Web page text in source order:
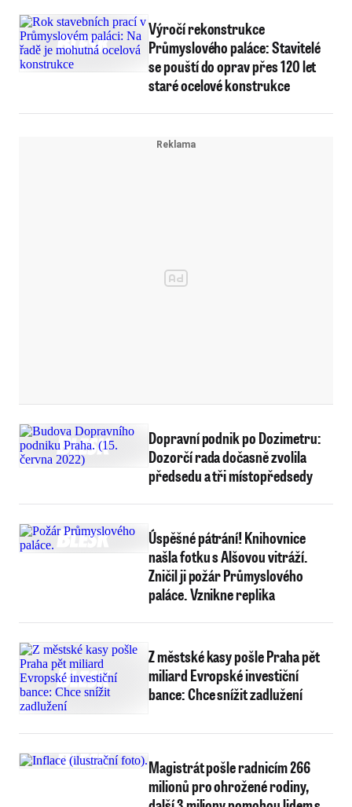
Výročí rekonstrukce
Průmyslového paláce: Stavitelé
se pouští do oprav přes 120 let
staré ocelové konstrukce
Dopravní podnik po Dozimetru:
Dozorčí rada dočasně zvolila
předsedu a tři místopředsedy
Úspěšné pátrání! Knihovnice
našla fotku s Alšovou vitráží.
Zničil ji požár Průmyslového
paláce. Vznikne replika
Z městské kasy pošle Praha pět
miliard Evropské investiční
bance: Chce snížit zadlužení
Magistrát pošle radnicím 266
milionů pro ohrožené rodiny,